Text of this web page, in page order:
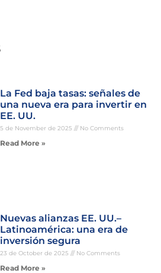
La Fed baja tasas: señales de
una nueva era para invertir en
EE. UU.
5 de November de 2025 No Comments
Read More »
Nuevas alianzas EE. UU.–
Latinoamérica: una era de
inversión segura
23 de October de 2025 No Comments
Read More »